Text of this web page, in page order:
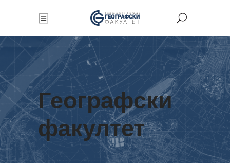
Географски
факултет